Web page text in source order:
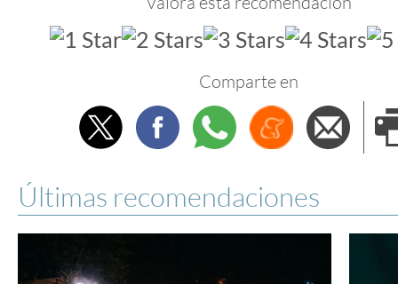
Comparte en
TwitterFacebookWhatsappMenéame
Últimas recomendaciones